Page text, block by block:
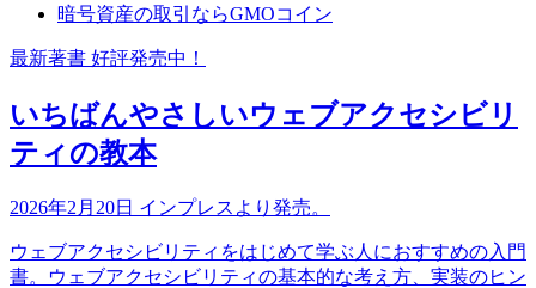
暗号資産の取引ならGMOコイン
最新著書 好評発売中！
いちばんやさしいウェブアクセシビリ
ティの教本
2026年2月20日 インプレスより発売。
ウェブアクセシビリティをはじめて学ぶ人におすすめの入門
書。ウェブアクセシビリティの基本的な考え方、実装のヒン